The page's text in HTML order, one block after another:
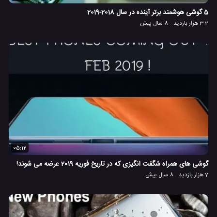
5 گوشی هوشمند برتر آینده در سال 2018-2019
3.2 هزار بازدید 8 سال پیش
05:12
گوشی های همراه شگفت انگیزی که در تاریخ فوریه 2019 عرضه می شوند!
7 هزار بازدید 8 سال پیش